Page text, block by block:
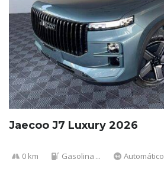
Jaecoo J7 Luxury 2026
0 km Gasolina ... Automático